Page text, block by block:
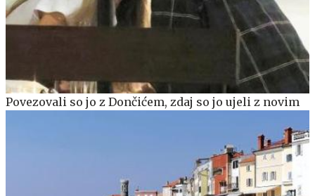
Povezovali so jo z Dončićem, zdaj so jo ujeli z novim